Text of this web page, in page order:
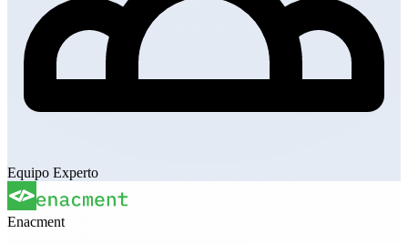
Equipo Experto
Enacment